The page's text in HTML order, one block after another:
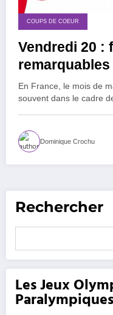
COUPS DE COEUR
Vendredi 20 :
remarquables
En France, le mois de
souvent dans le cadre
Dominique Crochu
Rechercher
Les Jeux